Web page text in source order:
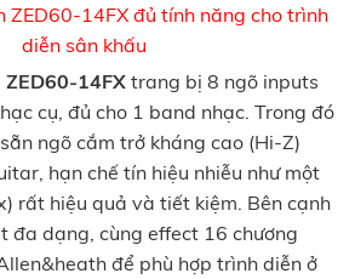
ZED60-14FX đủ tính năng cho trình
diễn sân khấu
14FX trang bị 8 ngõ inputs
cụ, đủ cho 1 band nhạc. Trong đó
ngõ cắm trở kháng cao (Hi-Z)
hạn chế tín hiệu nhiễu như một
rất hiệu quả và tiết kiệm. Bên cạnh
đa dạng, cùng effect 16 chương
để phù hợp trình diễn ở